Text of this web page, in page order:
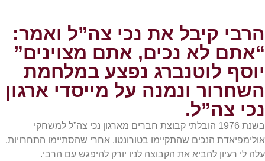
הרבי קיבל את נכי צה”ל ואמר:
“אתם לא נכים, אתם מצוינים”
יוסף לוטנברג נפצע במלחמת
השחרור ונמנה על מייסדי ארגון
נכי צה”ל.
בשנת 1976 הובלתי קבוצת חברים מארגון נכי צה”ל למשחקי
אולימפיאדת הנכים שהתקיימו בטורונטו. אחרי שהסתיימו התחרויות,
עלה לי רעיון להביא את הקבוצה לניו יורק להיפגש עם הרבי.